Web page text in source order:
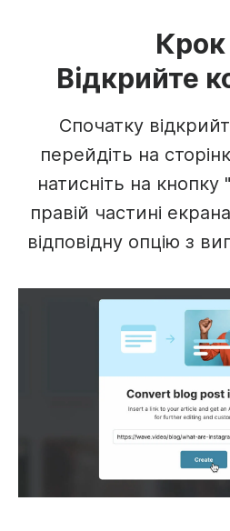
Крок
Відкрийте
Спочатку
перейдіть на
натисніть на
правій частині
відповідну опцію з